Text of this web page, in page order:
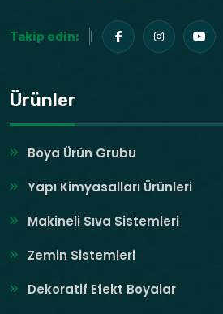
Takip edin:
Ürünler
Boya Ürün Grubu
Yapı Kimyasalları Ürünleri
Makineli Sıva Sistemleri
Zemin Sistemleri
Dekoratif Efekt Boyalar